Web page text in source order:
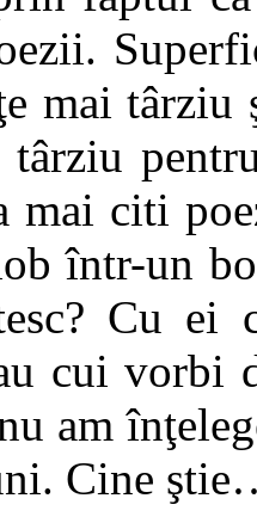
mai
mai citi
într-un
Cu ei
cui vorbi
am
Cine